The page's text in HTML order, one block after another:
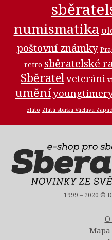
numismatika
poštovní známky
retro sběratelské
Sběratelveteráni
umění
zlato Zlatá sbírka Václava
1999 – 2020 ©